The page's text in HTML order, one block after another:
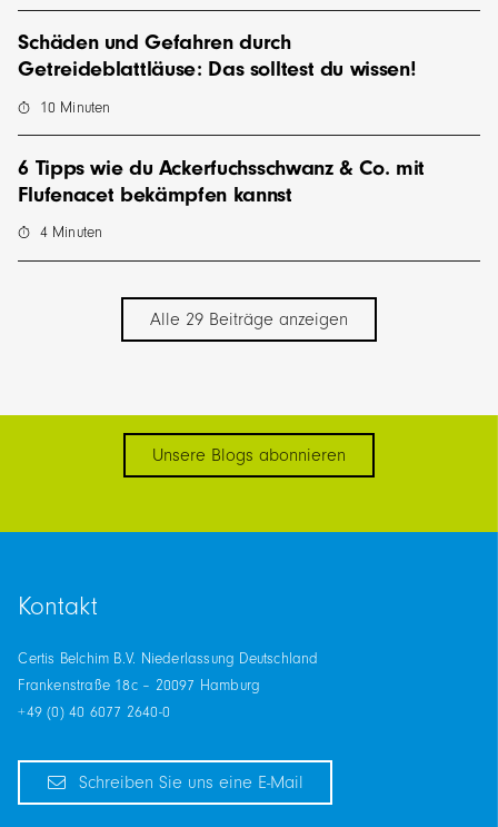
Schäden und Gefahren durch
Getreideblattläuse: Das solltest du wissen!
10 Minuten
6 Tipps wie du Ackerfuchsschwanz & Co. mit
Flufenacet bekämpfen kannst
4 Minuten
Alle 29 Beiträge anzeigen
Unsere Blogs abonnieren
Kontakt
Certis Belchim B.V. Niederlassung Deutschland
Frankenstraße 18c – 20097 Hamburg
+49 (0) 40 6077 2640-0
Schreiben Sie uns eine E-Mail